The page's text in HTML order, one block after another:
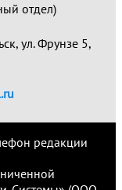
отдел)
ул. Фрунзе 5,
редакции